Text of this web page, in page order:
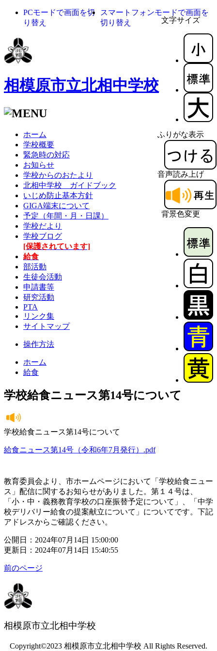
文字サイズ
ふりがな表示
音声読み上げ
背景色変更
PCモードで画面を切
り替え
スマートフォンモードで画面を
切り替え
相模原市立北相中学校
ホーム
学校概要
緊急時の対応
お知らせ
学校からのおたより
北相中学校 ガイドブック
いじめ防止基本方針
GIGA端末について
予定（年間・月・日課）
学校だより
学校ブログ
[保護されています]
給食
部活動
生徒会活動
申請書等
研究活動
PTA
リンク集
サイトマップ
操作方法
ホーム
給食
学校給食ニュース第14号について
学校給食ニュース第14号について
給食ニュース第14号（令和6年7月発行）.pdf
教育委員会より、市ホームページにおいて「学校給食ニュー
ス」配信に関するお知らせがありました。第１４号は、
「小・中・義務教育学校の口座振替予定について」、「中学
校デリバリー給食の提案献立について」についてです。下記
アドレスからご確認ください。
公開日：2024年07月14日 15:00:00
更新日：2024年07月14日 15:40:55
前のページ
相模原市立北相中学校
Copyright©2023 相模原市立北相中学校 All Rights Reserved.